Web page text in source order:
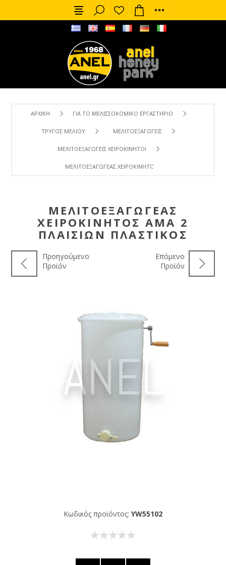
ΑΡΧΙΚΉ ΓΙΑ ΤΟ ΜΕΛΙΣΣΟΚΟΜΙΚΌ ΕΡΓΑΣΤΉΡΙΟ
ΤΡΎΓΟΣ ΜΕΛΙΟΎ ΜΕΛΙΤΟΕΞΑΓΩΓΕΊΣ
ΜΕΛΙΤΟΕΞΑΓΩΓΕΊΣ ΧΕΙΡΟΚΊΝΗΤΟΙ
ΜΕΛΙΤΟΕΞΑΓΩΓΈΑΣ ΧΕΙΡΟΚΊΝΗΤΟΣ AMA 2 ΠΛΑΙΣΊΩΝ
ΜΕΛΙΤΟΕΞΑΓΩΓΈΑΣ
ΧΕΙΡΟΚΊΝΗΤΟΣ AMA 2
ΠΛΑΙΣΊΩΝ ΠΛΑΣΤΙΚΌΣ
Προηγούμενο
Προϊόν
Επόμενο
Προϊόν
Κωδικός προϊόντος: YW55102